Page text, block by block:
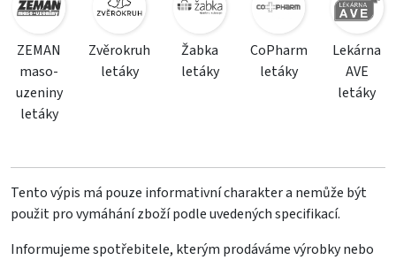
ZEMAN
maso-
uzeniny
letáky
Zvěrokruh
letáky
Žabka
letáky
CoPharm
letáky
Lekárna
AVE
letáky
Tento výpis má pouze informativní charakter a nemůže být
použit pro vymáhání zboží podle uvedených specifikací.
Informujeme spotřebitele, kterým prodáváme výrobky nebo